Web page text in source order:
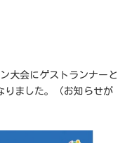
大会にゲストランナーと
りました。（お知らせが